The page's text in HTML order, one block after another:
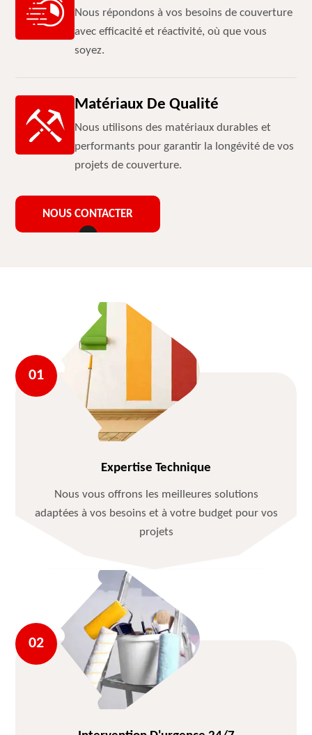
Nous répondons à vos besoins de couverture
avec efficacité et réactivité, où que vous
soyez.
Matériaux De Qualité
Nous utilisons des matériaux durables et
performants pour garantir la longévité de vos
projets de couverture.
NOUS CONTACTER
Expertise Technique
Nous vous offrons les meilleures solutions
adaptées à vos besoins et à votre budget pour vos
projets